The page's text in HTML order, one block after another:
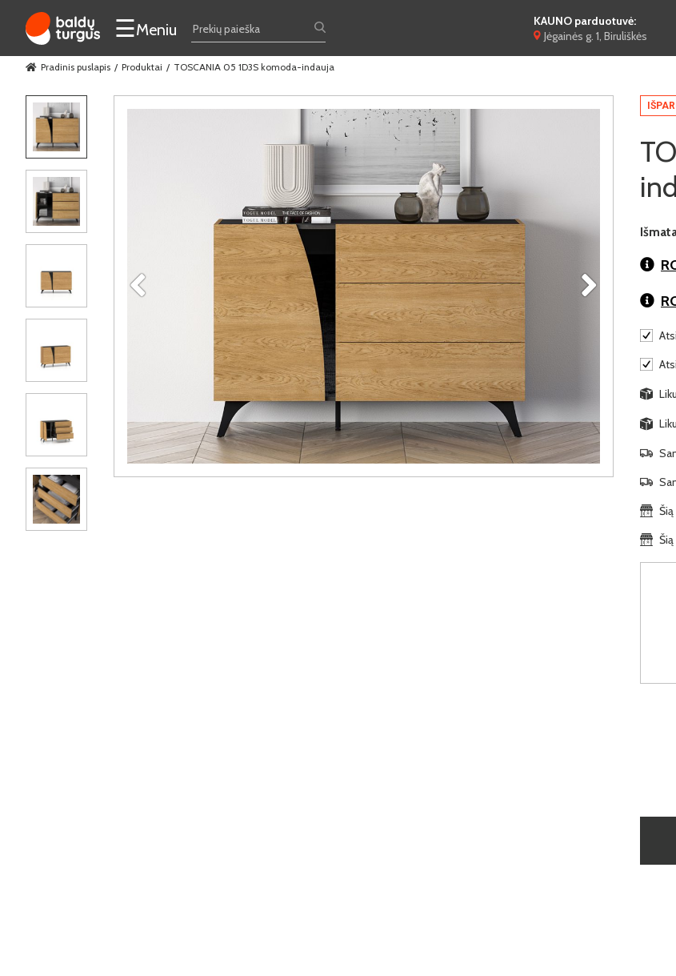
☰Meniu
KAUNO parduotuvė:
Jėgainės g. 1, Biruliškės
Pradinis puslapis Produktai TOSCANIA 05 1D3S komoda-indauja